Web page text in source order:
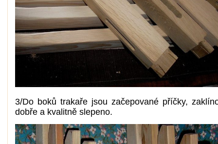
3/Do boků trakaře jsou začepované příčky,
dobře a kvalitně slepeno.